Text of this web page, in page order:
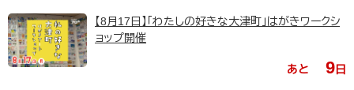
【8月17日】「わたしの好きな大津町」はがきワークシ
ョップ開催
あと 9日